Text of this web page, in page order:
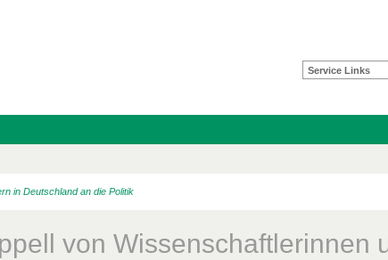
Service Links
in Deutschland an die Politik
von Wissenschaftlerinnen